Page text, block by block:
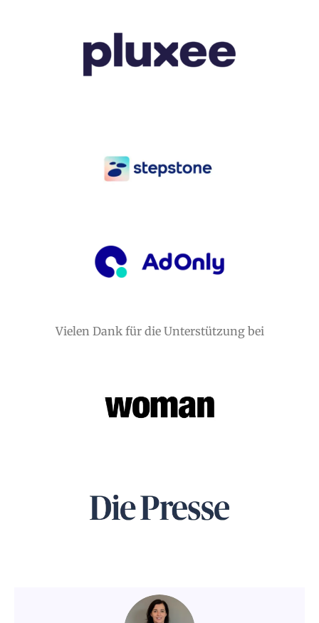
Vielen Dank für die Unterstützung bei